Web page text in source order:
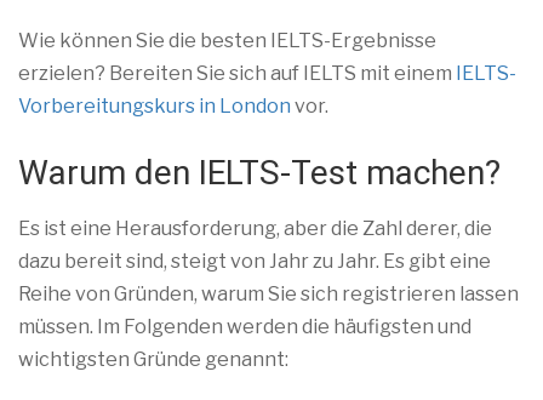
Wie können Sie die besten IELTS-Ergebnisse
erzielen? Bereiten Sie sich auf IELTS mit einem IELTS-
Vorbereitungskurs in London vor.
Warum den IELTS-Test machen?
Es ist eine Herausforderung, aber die Zahl derer, die
dazu bereit sind, steigt von Jahr zu Jahr. Es gibt eine
Reihe von Gründen, warum Sie sich registrieren lassen
müssen. Im Folgenden werden die häufigsten und
wichtigsten Gründe genannt: